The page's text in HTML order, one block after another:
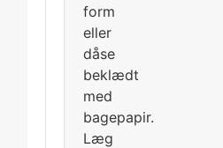
form
eller
dåse
beklædt
med
bagepapir.
Læg